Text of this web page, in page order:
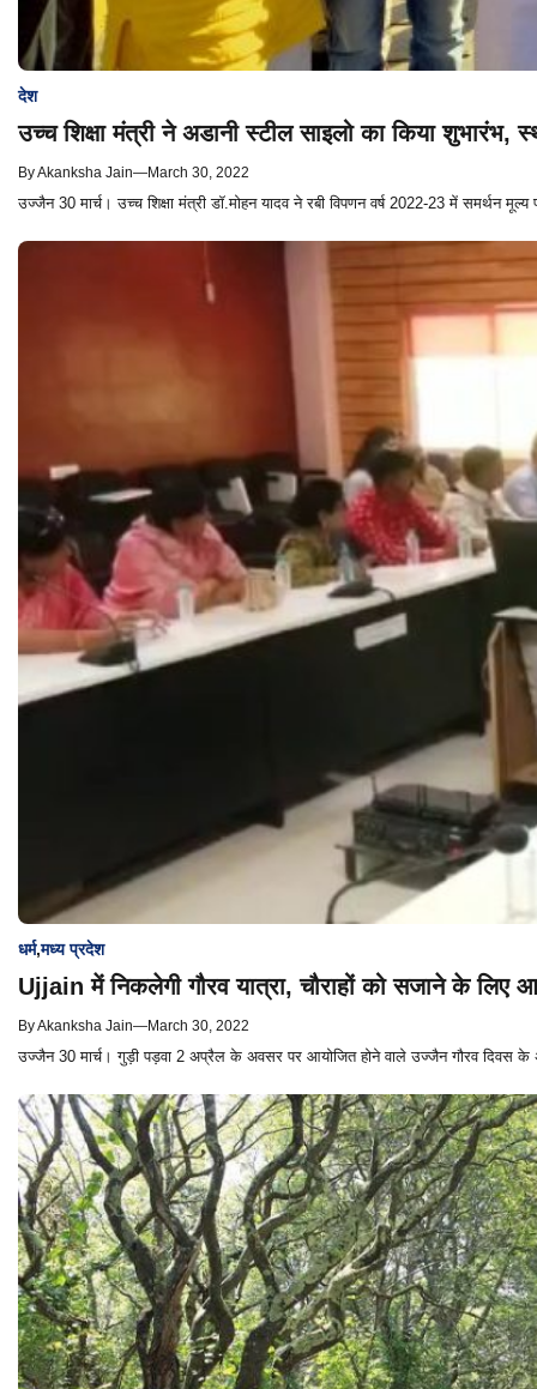
देश
उच्च शिक्षा मंत्री ने अडानी स्टील साइलो का किया शुभारंभ,
ByAkanksha Jain—March 30, 2022
उज्जैन 30 मार्च। उच्च शिक्षा मंत्री डॉ.मोहन यादव ने रबी विपणन वर्ष 2022-23 में समर्थन
धर्म,मध्य प्रदेश
Ujjain में निकलेगी गौरव यात्रा, चौराहों को सजाने के
ByAkanksha Jain—March 30, 2022
उज्जैन 30 मार्च। गुड़ी पड़वा 2 अप्रैल के अवसर पर आयोजित होने वाले उज्जैन गौरव दिवस के